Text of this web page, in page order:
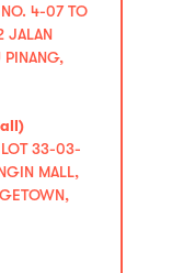
NO. 4-07 TO
JALAN
PINANG,
LOT 33-03-
MALL,